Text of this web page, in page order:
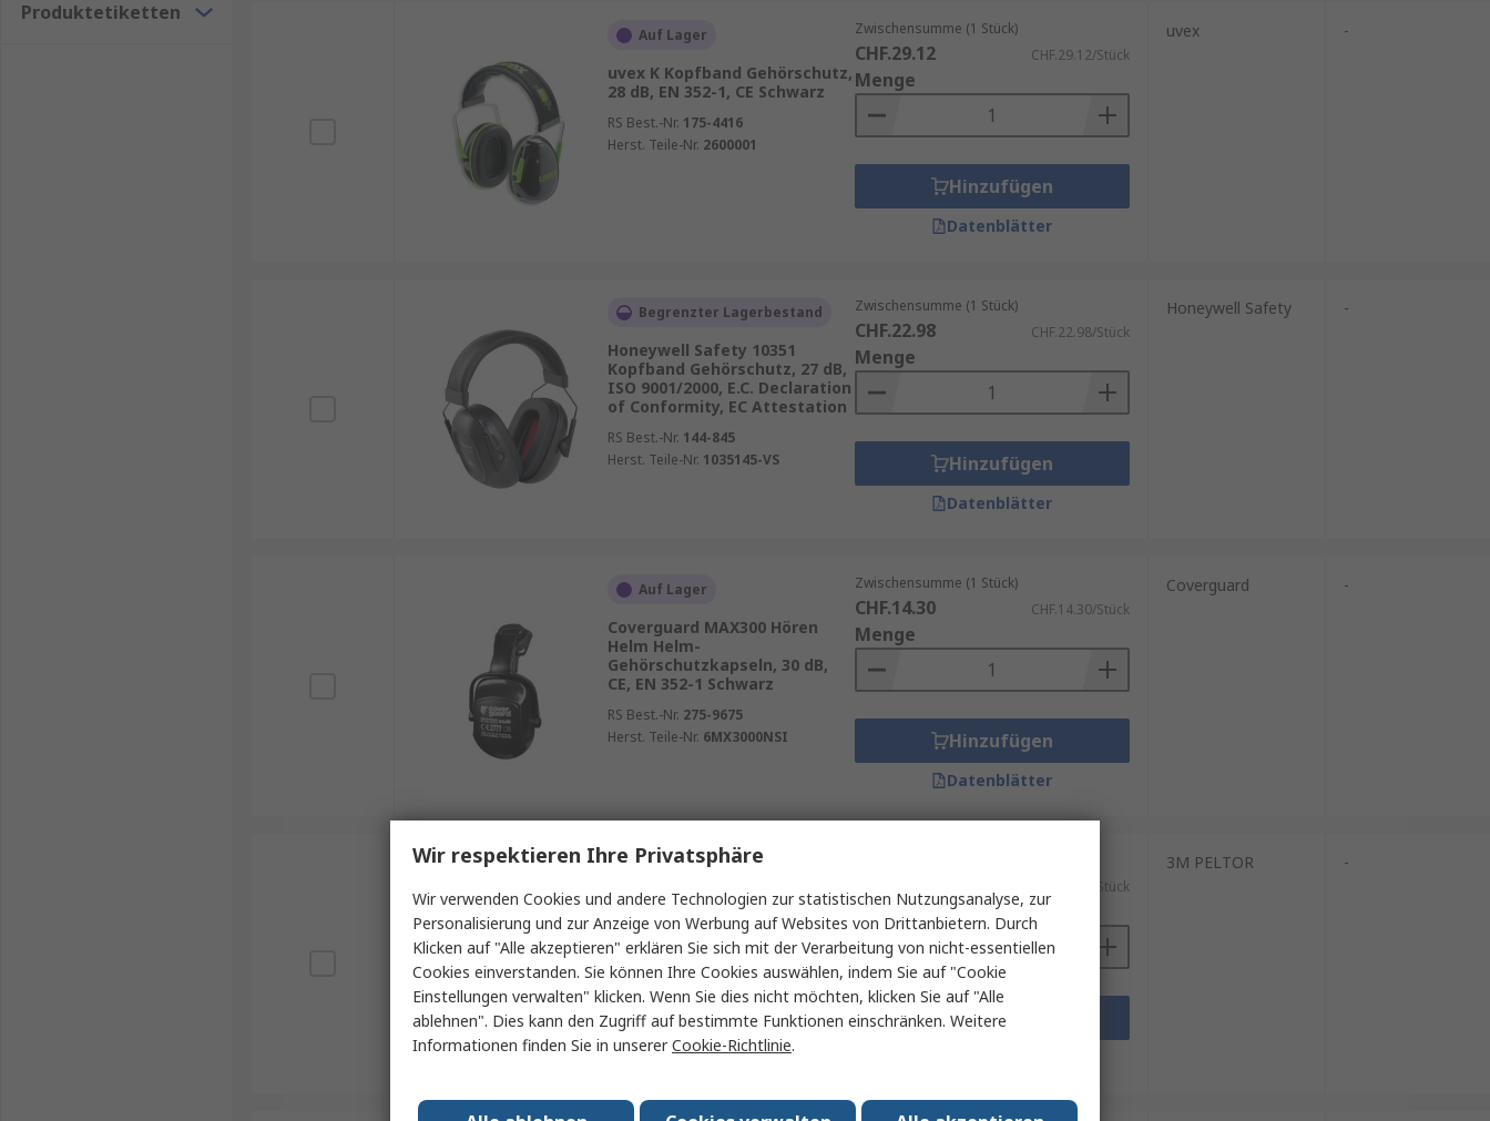
Produktetiketten
Auf Lager
uvex K Kopfband Gehörschutz,
28 dB, EN 352-1, CE Schwarz
RS Best.-Nr. 175-4416
Herst. Teile-Nr. 2600001
Zwischensumme (1 Stück)
CHF.29.12 CHF.29.12/Stück
Menge
Hinzufügen
Datenblätter
uvex -
Begrenzter Lagerbestand
Honeywell Safety 10351
Kopfband Gehörschutz, 27 dB,
ISO 9001/2000, E.C. Declaration
of Conformity, EC Attestation
RS Best.-Nr. 144-845
Herst. Teile-Nr. 1035145-VS
Zwischensumme (1 Stück)
CHF.22.98 CHF.22.98/Stück
Menge
Hinzufügen
Datenblätter
Honeywell Safety -
Auf Lager
Coverguard MAX300 Hören
Helm Helm-
Gehörschutzkapseln, 30 dB,
CE, EN 352-1 Schwarz
RS Best.-Nr. 275-9675
Herst. Teile-Nr. 6MX3000NSI
Zwischensumme (1 Stück)
CHF.14.30 CHF.14.30/Stück
Menge
Hinzufügen
Datenblätter
Coverguard -
Derzeit nicht erhältlich
3M PELTOR Optime II Helm
Helm-Gehörschutzkapseln, 31
dB, EN 352:2020 Schwarz
RS Best.-Nr.137-0050
Herst. Teile-Nr.H520P3H-410-GQ
CHF.26.44/Stück
Menge
Hinzufügen
3M PELTOR -
Wir respektieren Ihre Privatsphäre
Wir verwenden Cookies und andere Technologien zur statistischen Nutzungsanalyse, zur
Personalisierung und zur Anzeige von Werbung auf Websites von Drittanbietern. Durch
Klicken auf "Alle akzeptieren" erklären Sie sich mit der Verarbeitung von nicht-essentiellen
Cookies einverstanden. Sie können Ihre Cookies auswählen, indem Sie auf "Cookie
Einstellungen verwalten" klicken. Wenn Sie dies nicht möchten, klicken Sie auf "Alle
ablehnen". Dies kann den Zugriff auf bestimmte Funktionen einschränken. Weitere
Informationen finden Sie in unsererCookie-Richtlinie.